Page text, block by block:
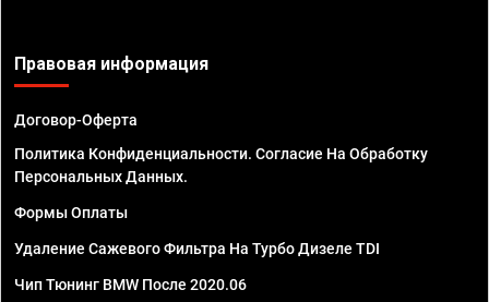
Правовая информация
Договор-Оферта
Политика Конфиденциальности. Согласие На Обработку
Персональных Данных.
Формы Оплаты
Удаление Сажевого Фильтра На Турбо Дизеле TDI
Чип Тюнинг BMW После 2020.06